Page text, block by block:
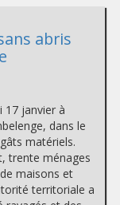
abris
17 janvier à
dans le
matériels.
trente ménages
maisons et
territoriale a